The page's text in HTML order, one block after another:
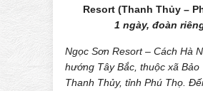
Resort (Thanh Thủy –
1 ngày, đoàn
Ngọc Sơn Resort – Cách Hà
hướng Tây Bắc, thuộc xã Bảo
Thanh Thủy, tỉnh Phú Thọ.